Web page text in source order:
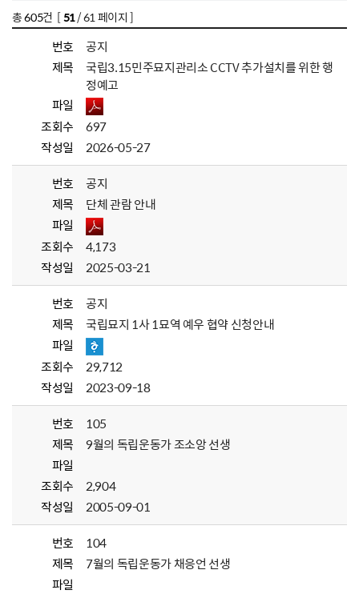
총605건 [51/ 61 페이지 ]
번호
공지
제목
국립3.15민주묘지관리소 CCTV 추가설치를 위한 행
정예고
파일
조회수
697
작성일
2026-05-27
번호
공지
제목
단체 관람 안내
파일
조회수
4,173
작성일
2025-03-21
번호
공지
제목
국립묘지 1사 1묘역 예우 협약 신청안내
파일
조회수
29,712
작성일
2023-09-18
번호
105
제목
9월의 독립운동가 조소앙 선생
파일
조회수
2,904
작성일
2005-09-01
번호
104
제목
7월의 독립운동가 채응언 선생
파일